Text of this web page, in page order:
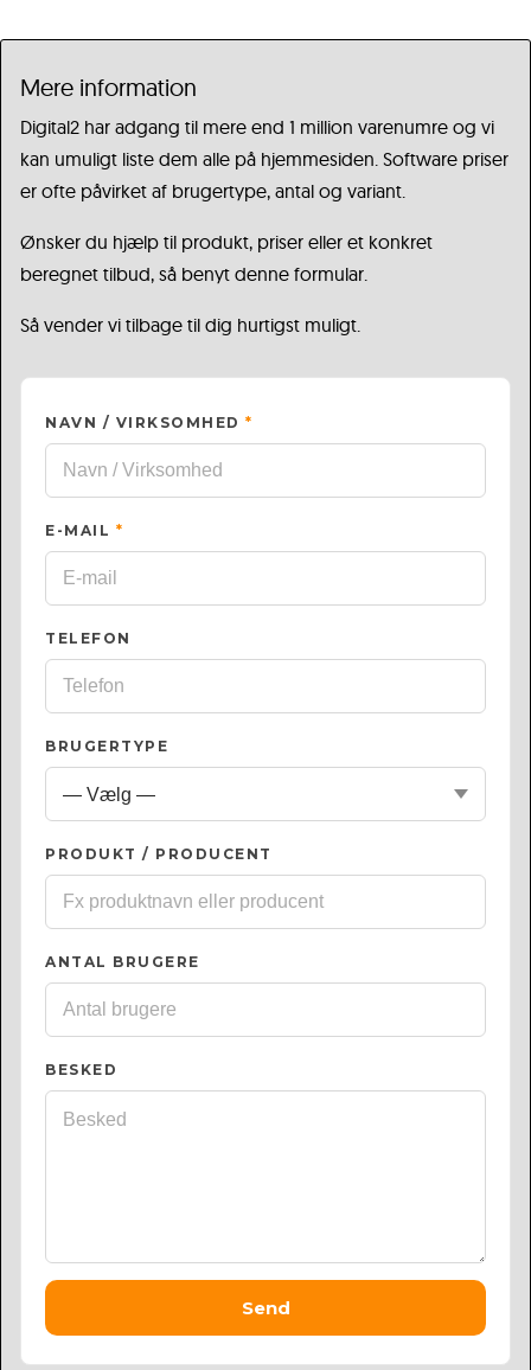
Mere information
Digital2 har adgang til mere end 1 million varenumre og vi
kan umuligt liste dem alle på hjemmesiden. Software priser
er ofte påvirket af brugertype, antal og variant.
Ønsker du hjælp til produkt, priser eller et konkret
beregnet tilbud, så benyt denne formular.
Så vender vi tilbage til dig hurtigst muligt.
NAVN / VIRKSOMHED *
E-MAIL *
TELEFON
BRUGERTYPE
PRODUKT / PRODUCENT
ANTAL BRUGERE
BESKED
Send